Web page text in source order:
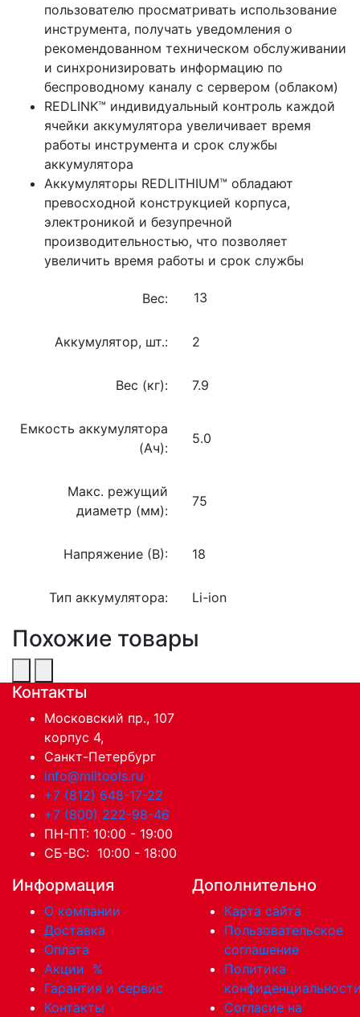
пользователю просматривать использование
инструмента, получать уведомления о
рекомендованном техническом обслуживании
и синхронизировать информацию по
беспроводному каналу с сервером (облаком)
REDLINK™ индивидуальный контроль каждой
ячейки аккумулятора увеличивает время
работы инструмента и срок службы
аккумулятора
Аккумуляторы REDLITHIUM™ обладают
превосходной конструкцией корпуса,
электроникой и безупречной
производительностью, что позволяет
увеличить время работы и срок службы
Вес:
Аккумулятор, шт.: 2
Вес (кг): 7.9
Емкость аккумулятора
(Ач):
5.0
Макс. режущий
диаметр (мм):
75
Напряжение (В): 18
Тип аккумулятора: Li-ion
Похожие товары
Контакты
Московский пр., 107
корпус 4,
Санкт-Петербург
info@miltools.ru
+7 (812) 648-17-22
+7 (800) 222-98-46
ПН-ПТ: 10:00 - 19:00
СБ-ВС: 10:00 - 18:00
Информация
О компании
Доставка
Оплата
Акции %
Гарантия и сервис
Контакты
Дополнительно
Карта сайта
Пользовательское
соглашение
Политика
Согласие на